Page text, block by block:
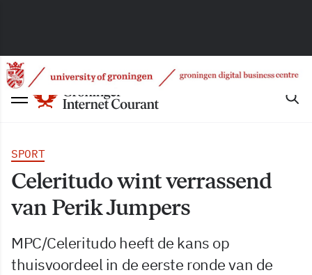
SPORT
Celeritudo wint verrassend
van Perik Jumpers
MPC/Celeritudo heeft de kans op
thuisvoordeel in de eerste ronde van de